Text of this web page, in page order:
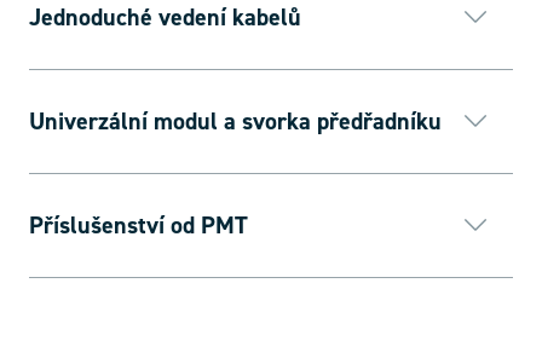
Jednoduché vedení kabelů
Univerzální modul a svorka předřadníku
Příslušenství od PMT